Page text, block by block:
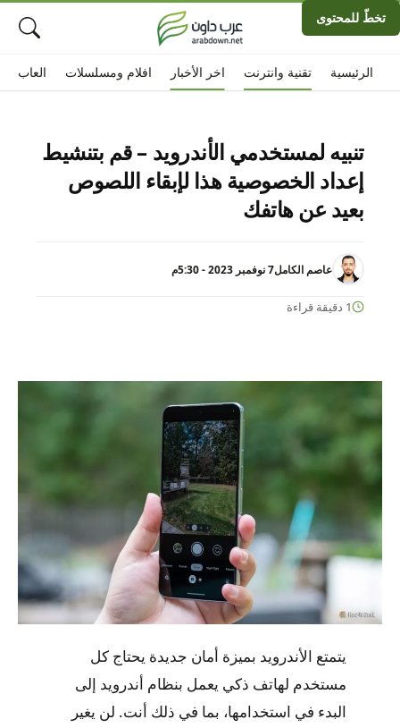
تخطّ للمحتوى
الرئيسية افلام ومسلسلات تقنية وانترنت العاب اخر الأخبار
تنبيه لمستخدمي الأندرويد – قم بتنشيط
إعداد الخصوصية هذا لإبقاء اللصوص
بعيد عن هاتفك
عاصم الكامل7 نوفمبر 2023 - 5:30م
1 دقيقة قراءة
يتمتع الأندرويد بميزة أمان جديدة يحتاج كل
مستخدم لهاتف ذكي يعمل بنظام أندرويد إلى
البدء في استخدامها، بما في ذلك أنت. لن يغير